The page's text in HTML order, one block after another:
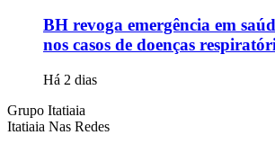
BH revoga emergência em
nos casos de doenças
Há 2 dias
Grupo Itatiaia
Itatiaia Nas Redes